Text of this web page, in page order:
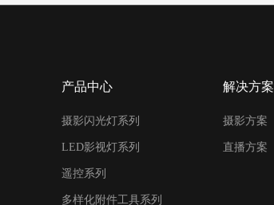
产品中心
摄影闪光灯系列
LED影视灯系列
遥控系列
多样化附件工具系列
解决方案
摄影方案
直播方案